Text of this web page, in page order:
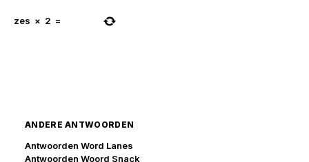
zes × 2 =
ANDERE ANTWOORDEN
Antwoorden Word Lanes
Antwoorden Woord Snack